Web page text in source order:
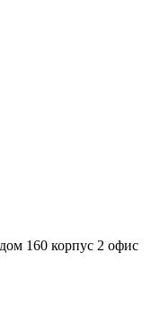
160 корпус 2 офис